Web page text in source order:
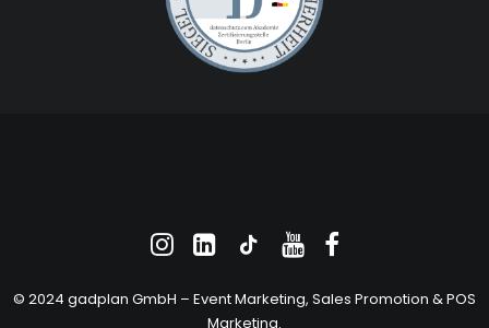
© 2024 gadplan GmbH – Event Marketing, Sales Promotion &POS
Marketing.